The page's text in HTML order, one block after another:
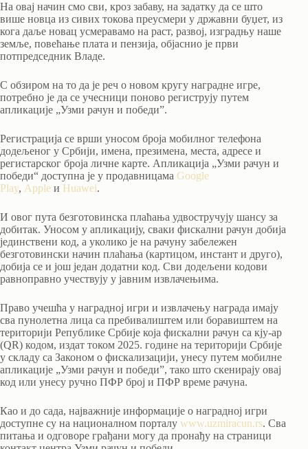
На овај начин смо сви, кроз забаву, на задатку да се што
више новца из сивих токова преусмери у државни буџет, из
кога даље новац усмеравамо на раст, развој, изградњу наше
земље, повећање плата и пензија, објаснио је први
потпредседник Владе.
С обзиром на то да је реч о новом кругу наградне игре,
потребно је да се учесници поново региструју путем
апликације „Узми рачун и победи”.
Регистрација се врши уносом броја мобилног телефона
додељеног у Србији, имена, презимена, места, адресе и
регистарског броја личне карте. Апликација „Узми рачун и
победи“ доступна је у продавницама Google
Play, Apple и Huawei.
И овог пута безготовинска плаћања удвостручују шансу за
добитак. Уносом у апликацију, сваки фискални рачун добија
јединствени код, а уколико је на рачуну забележен
безготовински начин плаћања (картицом, инстант и друго),
добија се и још један додатни код. Сви додељени кодови
равноправно учествују у јавним извлачењима.
Право учешћa у наградној игри и извлачењу награда имају
сва пунолетна лица са пребивалиштем или боравиштем на
територији Републике Србије која фискални рачун са кју-ар
(QR) кодом, издат током 2025. године на територији Србије
у складу са Законом о фискализацији, унесу путем мобилне
апликације „Узми рачун и победи”, тако што скенирају овај
код или унесу ручно ПФР број и ПФР време рачуна.
Као и до сада, најважније информације о наградној игри
доступне су на националном порталу www.uzmiracun.rs. Сва
питања и одговоре грађани могу да пронађу на страници